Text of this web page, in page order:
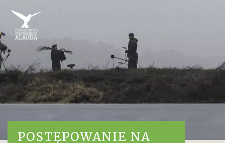
POSTĘPOWANIE NA